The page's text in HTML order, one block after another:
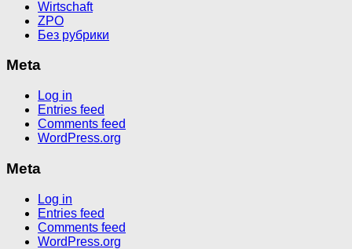
Wirtschaft
ZPO
Без рубрики
Meta
Log in
Entries feed
Comments feed
WordPress.org
Meta
Log in
Entries feed
Comments feed
WordPress.org